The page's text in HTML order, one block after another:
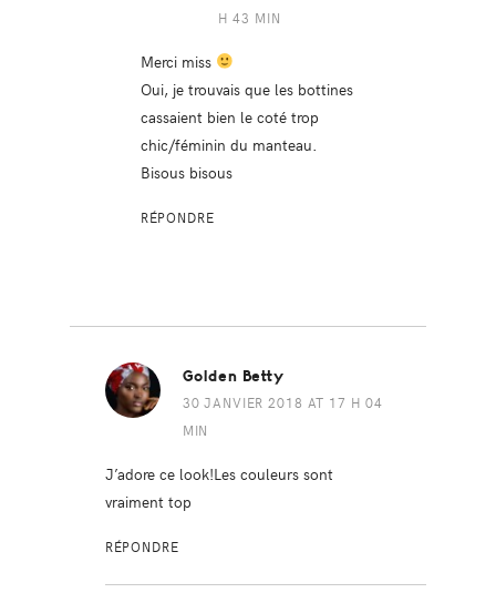
H 43 MIN
Merci miss
Oui, je trouvais que les bottines
cassaient bien le coté trop
chic/féminin du manteau.
Bisous bisous
RÉPONDRE
Golden Betty
30 JANVIER 2018 AT 17 H 04
MIN
J’adore ce look!Les couleurs sont
vraiment top
RÉPONDRE